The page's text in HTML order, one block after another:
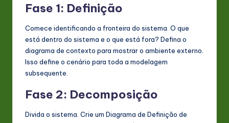
Fase 1: Definição
Comece identificando a fronteira do sistema. O que
está dentro do sistema e o que está fora? Defina o
diagrama de contexto para mostrar o ambiente externo.
Isso define o cenário para toda a modelagem
subsequente.
Fase 2: Decomposição
Divida o sistema. Crie um Diagrama de Definição de